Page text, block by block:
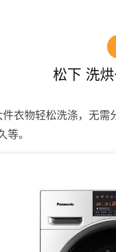
松下 洗
衣物轻松洗涤，无
等。